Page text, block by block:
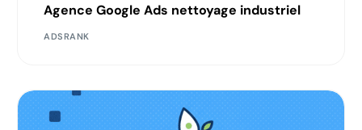
Agence Google Ads nettoyage industriel
ADSRANK